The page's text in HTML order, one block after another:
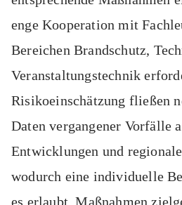
enge Kooperation mit
Bereichen Brandschutz,
Veranstaltungstechnik
Risikoeinschätzung fließen
Daten vergangener Vorfälle
Entwicklungen und
wodurch eine individuelle
es erlaubt, Maßnahmen